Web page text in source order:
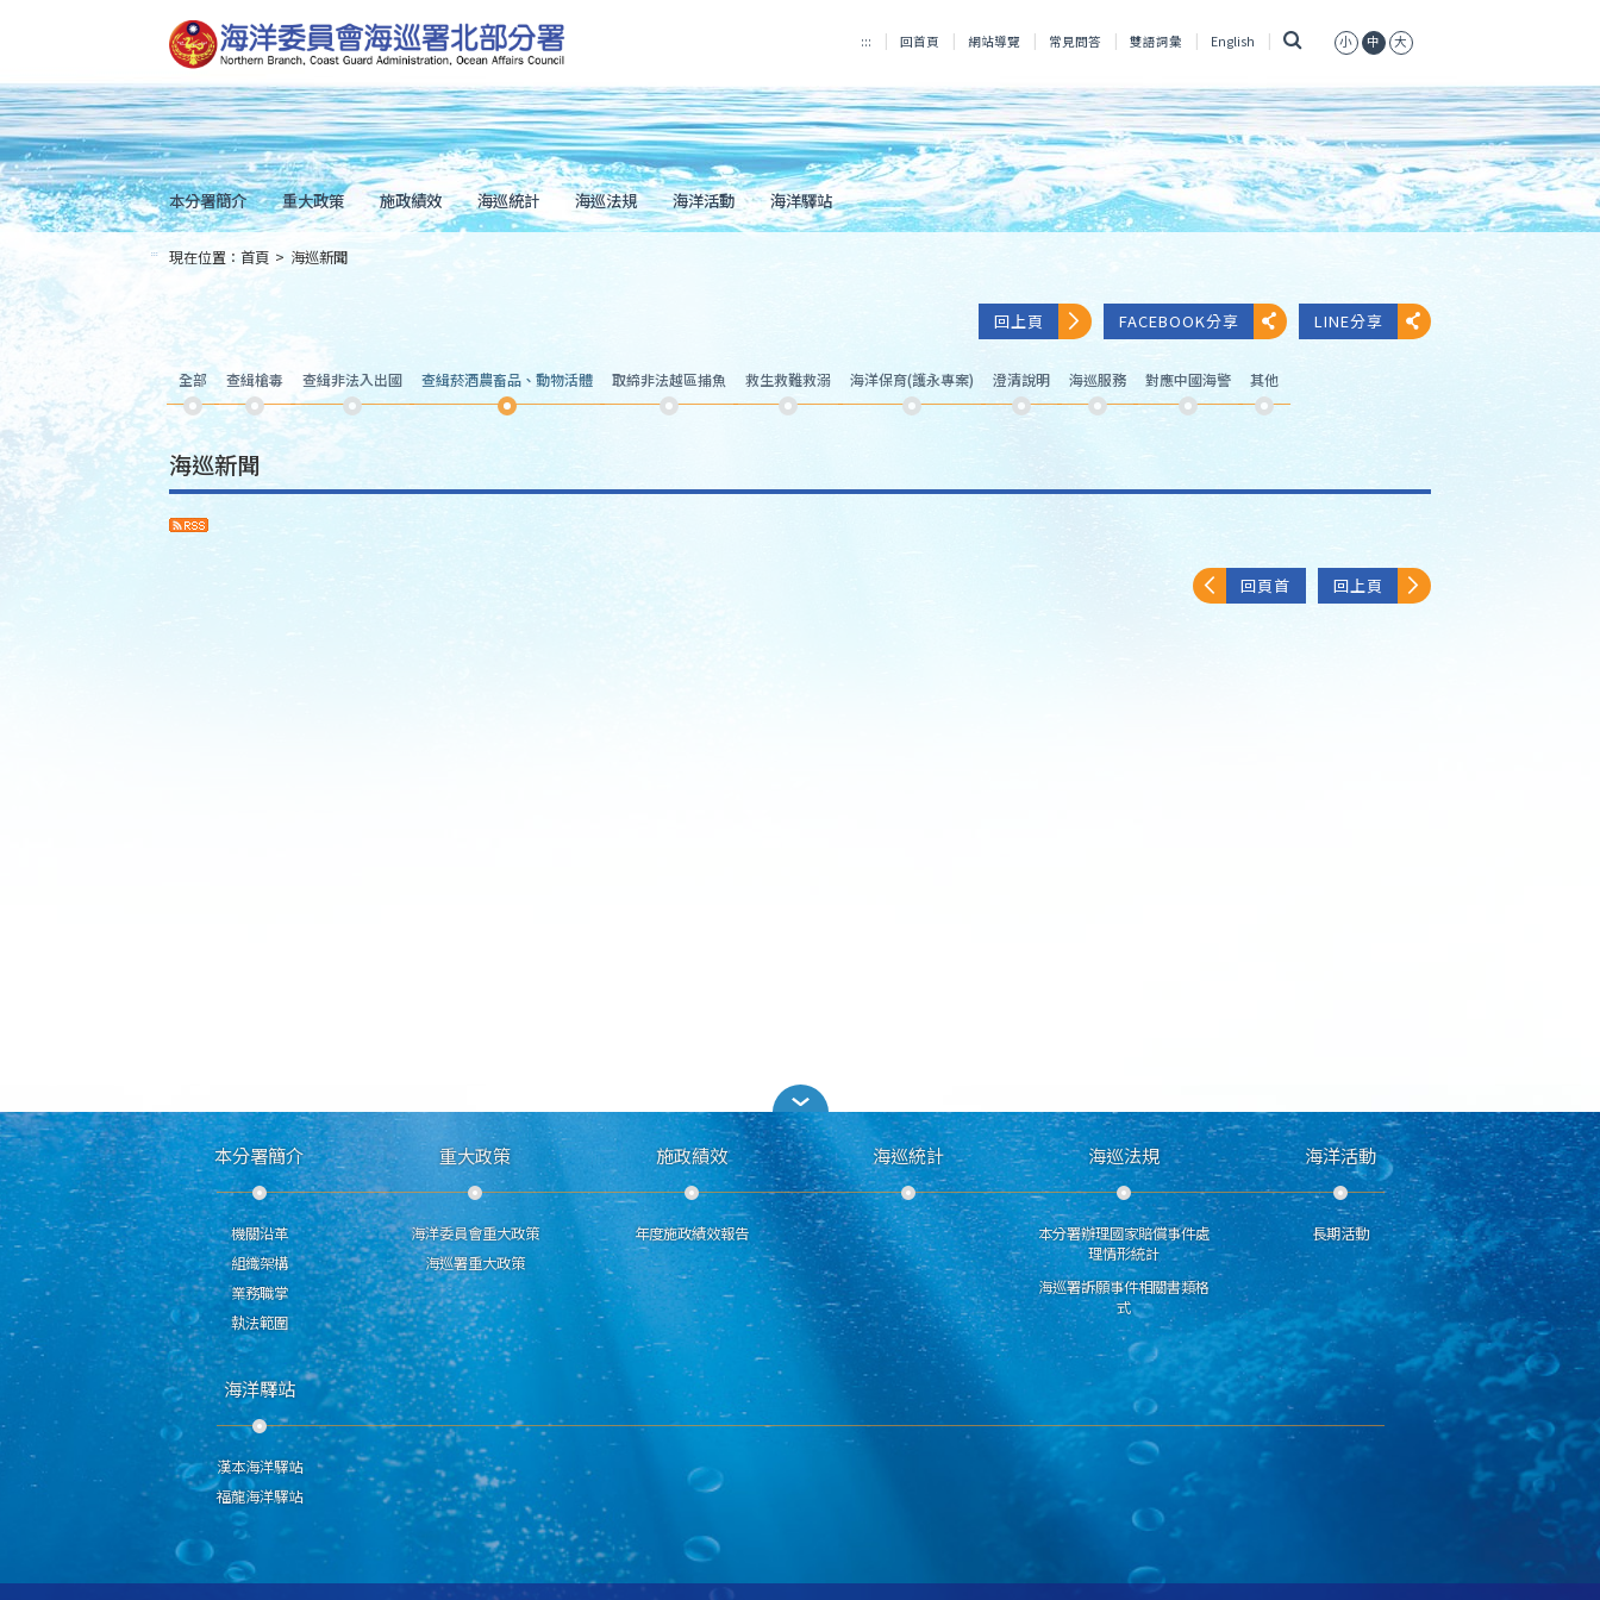
到
主
要
內
容
Skip
to
main
content
::: 回首頁 網站導覽 常見問答 雙語詞彙 English 小 中 大
本分署簡介 重大政策 施政績效 海巡統計 海巡法規 海洋活動 海洋驛站
::: 現在位置： 首頁 > 海巡新聞
回上頁 FACEBOOK分享 LINE分享
全部 查緝槍毒 查緝非法入出國 查緝菸酒農畜品、動物活體 取締非法越區捕魚 救生救難救溺 海洋保育(護永專案) 澄清說明 海巡服務 對應中國海警 其他
海巡新聞
回頁首 回上頁
本分署簡介
機關沿革
組織架構
業務職掌
執法範圍
重大政策
海洋委員會重大政策
海巡署重大政策
施政績效
年度施政績效報告
海巡統計 海巡法規
本分署辦理國家賠償事件處
理情形統計
海巡署訴願事件相關書類格
式
海洋活動
長期活動
海洋驛站
漢本海洋驛站
福龍海洋驛站